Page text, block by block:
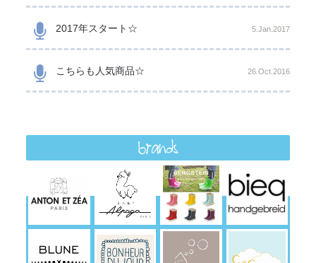
2017年スタート☆ 5.Jan.2017
こちらも人気商品☆ 26.Oct.2016
brands